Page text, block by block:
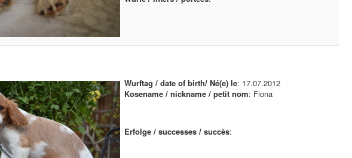
Wurftag / date of birth/ Né(e) le: 17.07.2012
Kosename / nickname / petit nom: Fiona
Erfolge / successes / succès: